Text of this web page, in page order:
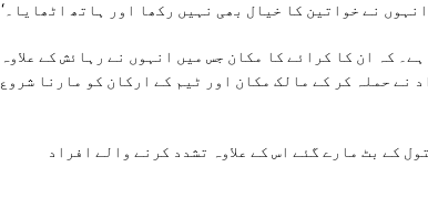
نے خواتین کا خیال بھی نہیں رکھا اور ہاتھ اٹھایا۔‘
کہ ان کا کرائے کا مکان جس میں انہوں نے رہائش کے علاوہ
سامان موجود تھا، ’وہاں 40، 50 افراد نے حملہ کر کے مالک مکان اور ٹیم کے ارکان کو مارنا شروع
کے بٹ مارے گئے اس کے علاوہ تشدد کرنے والے افراد